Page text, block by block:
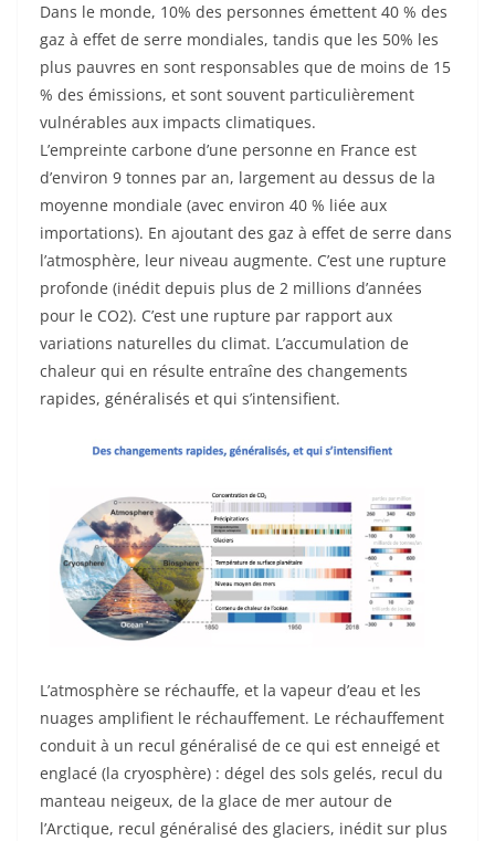
Dans le monde, 10% des personnes émettent 40 % des
gaz à effet de serre mondiales, tandis que les 50% les
plus pauvres en sont responsables que de moins de 15
% des émissions, et sont souvent particulièrement
vulnérables aux impacts climatiques.
L’empreinte carbone d’une personne en France est
d’environ 9 tonnes par an, largement au dessus de la
moyenne mondiale (avec environ 40 % liée aux
importations). En ajoutant des gaz à effet de serre dans
l’atmosphère, leur niveau augmente. C’est une rupture
profonde (inédit depuis plus de 2 millions d’années
pour le CO2). C’est une rupture par rapport aux
variations naturelles du climat. L’accumulation de
chaleur qui en résulte entraîne des changements
rapides, généralisés et qui s’intensifient.
L’atmosphère se réchauffe, et la vapeur d’eau et les
nuages amplifient le réchauffement. Le réchauffement
conduit à un recul généralisé de ce qui est enneigé et
englacé (la cryosphère) : dégel des sols gelés, recul du
manteau neigeux, de la glace de mer autour de
l’Arctique, recul généralisé des glaciers, inédit sur plus